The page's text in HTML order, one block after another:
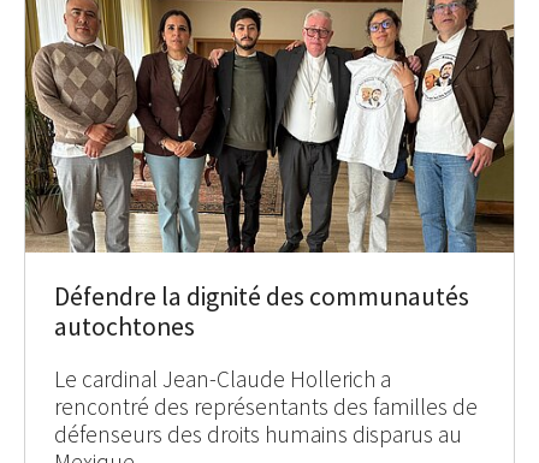
Défendre la dignité des communautés
autochtones
Le cardinal Jean-Claude Hollerich a
rencontré des représentants des familles de
défenseurs des droits humains disparus au